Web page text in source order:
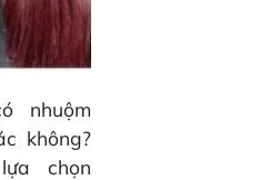
nhuộm
không?
chọn